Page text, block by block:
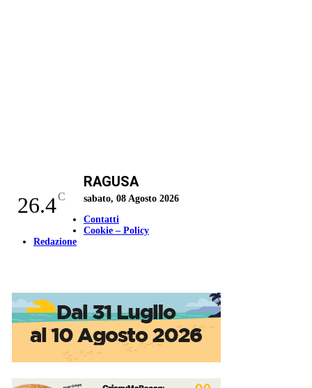
26.4C
RAGUSA
sabato, 08 Agosto 2026
Contatti
Cookie – Policy
Redazione